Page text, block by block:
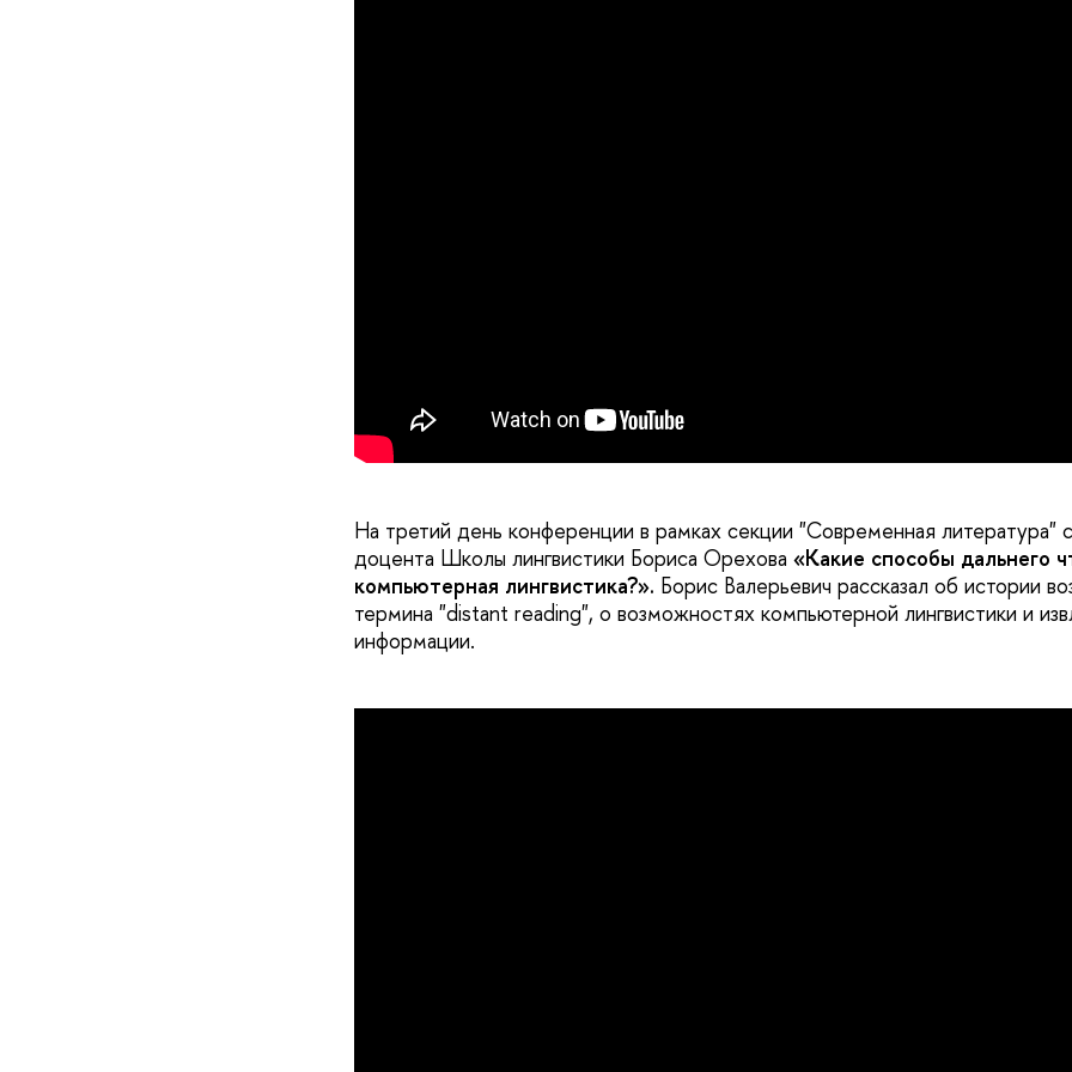
На третий день конференции в рамках секции "Современная литература"
доцента Школы лингвистики Бориса Орехова «Какие способы дальнего
компьютерная лингвистика?». Борис Валерьевич рассказал об истории
термина "distant reading", о возможностях компьютерной лингвистики и
информации.